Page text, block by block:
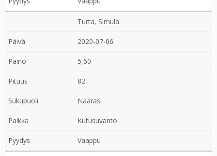
Turta, Simula
2020-07-06
5,60
82
Naaras
Kutusuvanto
Vaappu